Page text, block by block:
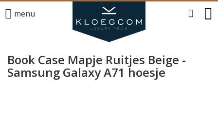
menu
Book Case Mapje Ruitjes Beige -
Samsung Galaxy A71 hoesje